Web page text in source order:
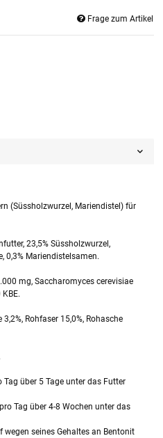
Frage zum Artikel
(Süssholzwurzel, Mariendistel) für
23,5% Süssholzwurzel,
0,3% Mariendistelsamen.
mg, Saccharomyces cerevisiae
Rohfaser 15,0%, Rohasche
über 5 Tage unter das Futter
Tag über 4-8 Wochen unter das
seines Gehaltes an Bentonit